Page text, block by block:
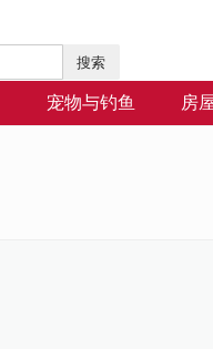
搜索
宠物与钓鱼 房